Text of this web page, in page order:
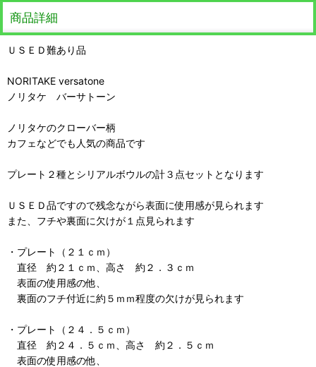
商品詳細
ＵＳＥＤ難あり品
NORITAKE versatone
ノリタケ バーサトーン
ノリタケのクローバー柄
カフェなどでも人気の商品です
プレート２種とシリアルボウルの計３点セットとなります
ＵＳＥＤ品ですので残念ながら表面に使用感が見られます
また、フチや裏面に欠けが１点見られます
・プレート（２１ｃｍ）
直径 約２１ｃｍ、高さ 約２．３ｃｍ
表面の使用感の他、
裏面のフチ付近に約５ｍｍ程度の欠けが見られます
・プレート（２４．５ｃｍ）
直径 約２４．５ｃｍ、高さ 約２．５ｃｍ
表面の使用感の他、